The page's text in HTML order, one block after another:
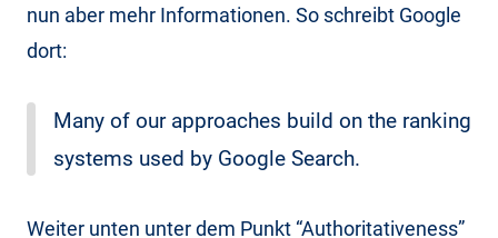
nun aber mehr Informationen. So schreibt Google
dort:
Many of our approaches build on the ranking
systems used by Google Search.
Weiter unten unter dem Punkt “Authoritativeness”